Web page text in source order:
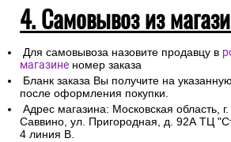
4. Самовывоз из
Для самовывоза назовите продавцу в
магазине номер заказа
Бланк заказа Вы получите на
после оформления покупки.
Адрес магазина: Московская область,
Саввино, ул. Пригородная, д. 92А ТЦ
4 линия В.